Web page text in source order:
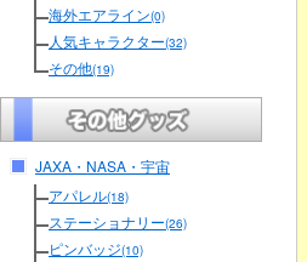
海外エアライン(0)
人気キャラクター(32)
その他(19)
JAXA・NASA・宇宙
アパレル(18)
ステーショナリー(26)
ピンバッジ(10)